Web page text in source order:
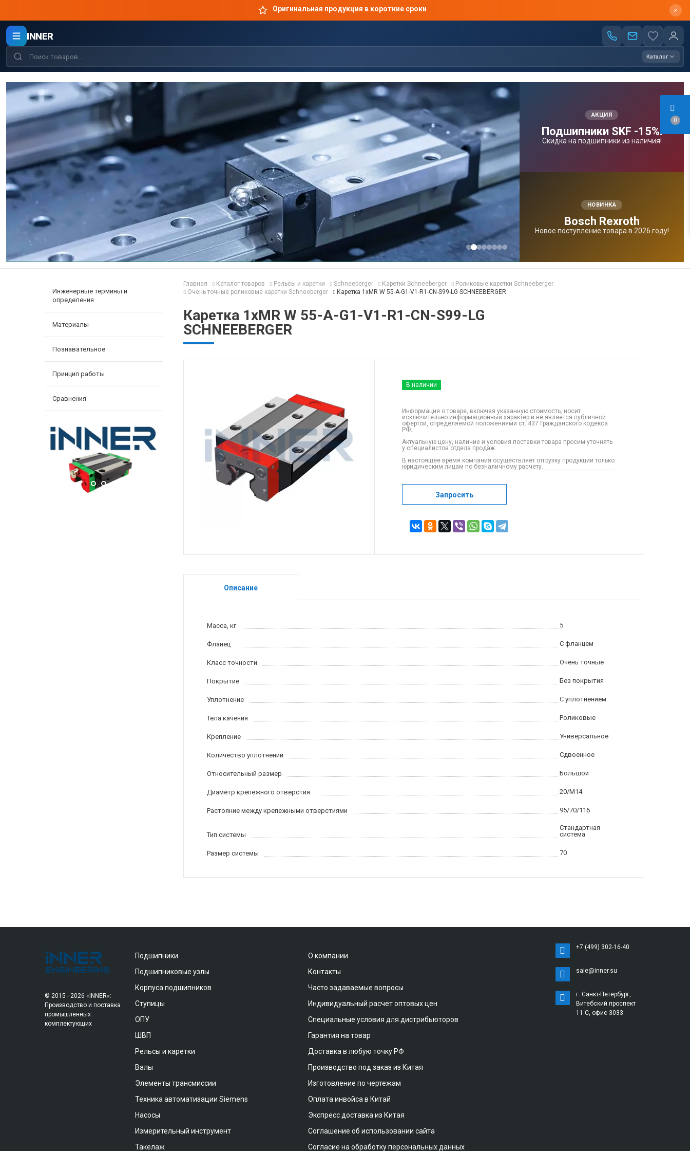
0
Оригинальная продукция в короткие сроки
INNER
Каталог
АКЦИЯ
Подшипники SKF -15%!
Скидка на подшипники из наличия!
НОВИНКА
Bosсh Rexroth
Новое поступление товара в 2026 году!
Инженерные термины и
определения
Материалы
Познавательное
Принцип работы
Сравнения
Главная Каталог товаров Рельсы и каретки Schneeberger Каретки Schneeberger
Роликовые каретки Schneeberger
Очень точные роликовые каретки Schneeberger
Каретка 1хMR W 55-A-G1-V1-R1-CN-S99-LG SCHNEEBERGER
Каретка 1хMR W 55-A-G1-V1-R1-CN-S99-LG
SCHNEEBERGER
В наличии
Информация о товаре, включая указанную стоимость, носит
исключительно информационный характер и не является публичной
офертой, определяемой положениями ст. 437 Гражданского кодекса
РФ.
Актуальную цену, наличие и условия поставки товара просим уточнять
у специалистов отдела продаж.
В настоящее время компания осуществляет отгрузку продукции только
юридическим лицам по безналичному расчету.
Запросить
Описание
Масса, кг 5
Фланец С фланцем
Класс точности Очень точные
Покрытие Без покрытия
Уплотнение С уплотнением
Тела качения Роликовые
Крепление Универсальное
Количество уплотнений Сдвоенное
Относительный размер Большой
Диаметр крепежного отверстия 20/M14
Растояние между крепежными отверстиями 95/70/116
Тип системы
Стандартная
система
Размер системы 70
© 2015 - 2026 «INNER»:
Производство и поставка
промышленных
комплектующих
Подшипники
Подшипниковые узлы
Корпуса подшипников
Ступицы
ОПУ
ШВП
Рельсы и каретки
Валы
Элементы трансмиссии
Техника автоматизации Siemens
Насосы
Измерительный инструмент
Такелаж
О компании
Контакты
Часто задаваемые вопросы
Индивидуальный расчет оптовых цен
Специальные условия для дистрибьюторов
Гарантия на товар
Доставка в любую точку РФ
Производство под заказ из Китая
Изготовление по чертежам
Оплата инвойса в Китай
Экспресс доставка из Китая
Соглашение об использовании сайта
Согласие на обработку персональных данных
+7 (499) 302-16-40
sale@inner.su
г. Санкт-Петербург,
Витебский проспект
11 С, офис 3033